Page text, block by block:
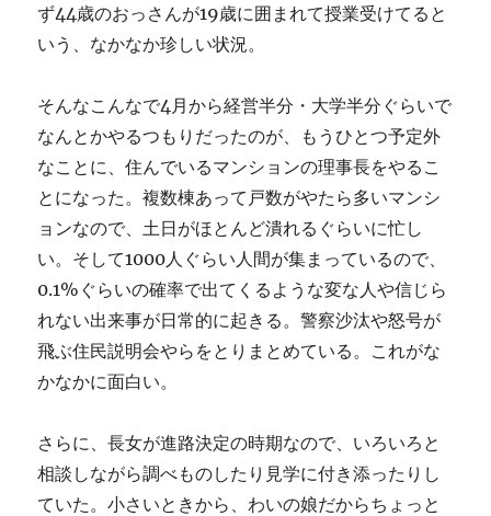
ず44歳のおっさんが19歳に囲まれて授業受けてると
いう、なかなか珍しい状況。
そんなこんなで4月から経営半分・大学半分ぐらいで
なんとかやるつもりだったのが、もうひとつ予定外
なことに、住んでいるマンションの理事長をやるこ
とになった。複数棟あって戸数がやたら多いマンシ
ョンなので、土日がほとんど潰れるぐらいに忙し
い。そして1000人ぐらい人間が集まっているので、
0.1%ぐらいの確率で出てくるような変な人や信じら
れない出来事が日常的に起きる。警察沙汰や怒号が
飛ぶ住民説明会やらをとりまとめている。これがな
かなかに面白い。
さらに、長女が進路決定の時期なので、いろいろと
相談しながら調べものしたり見学に付き添ったりし
ていた。小さいときから、わいの娘だからちょっと